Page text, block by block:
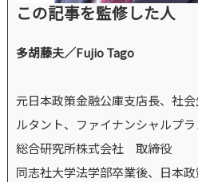
この記事を監修した人
多胡藤夫／Fujio Tago
元日本政策金融公庫支店長、社
ルタント、ファイナンシャルプ
総合研究所株式会社 取締役
同志社大学法学部卒業後、日本